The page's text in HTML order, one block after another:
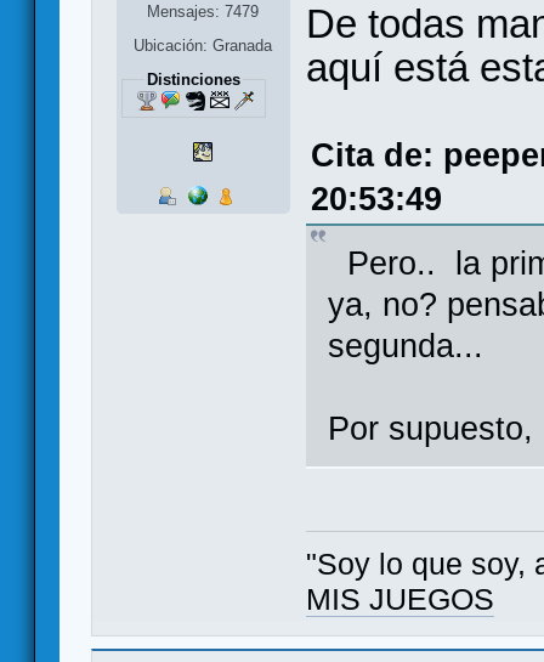
Mensajes: 7479
Ubicación: Granada
Distinciones
De todas
aquí está
Cita de:
20:53:49
Pero.. la
ya, no?
segunda...
Por
"Soy lo que soy,
MIS JUEGOS